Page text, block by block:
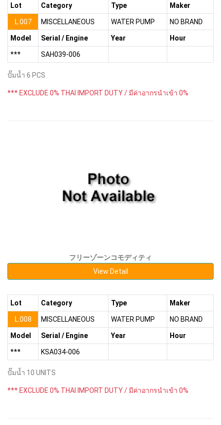
Lot Category Type Maker
L.007 MISCELLANEOUS WATER PUMP NO BRAND
Model Serial / Engine Year Hour
*** SAH039-006
ปั๊มน้ำ 6 PCS
*** EXCLUDE 0% THAI IMPORT DUTY / มีค่าอากรนำเข้า 0%
フリーゾーンコモディティ
View Detail
Lot Category Type Maker
L.008 MISCELLANEOUS WATER PUMP NO BRAND
Model Serial / Engine Year Hour
*** KSA034-006
ปั๊มน้ำ 10 UNITS
*** EXCLUDE 0% THAI IMPORT DUTY / มีค่าอากรนำเข้า 0%